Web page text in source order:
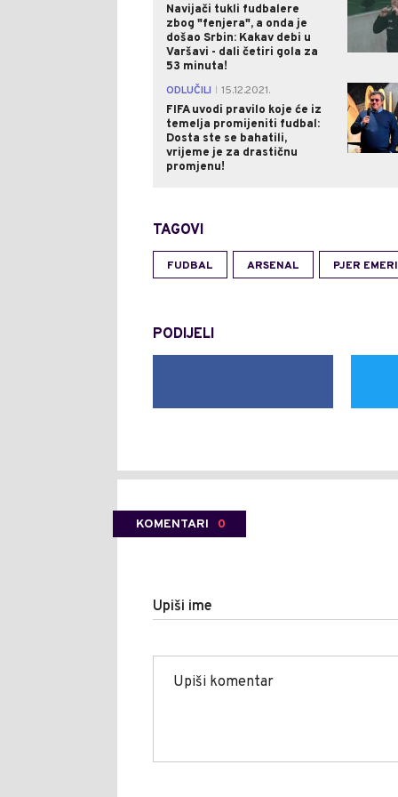
Navijači tukli fudbalere
zbog "fenjera", a onda je
došao Srbin: Kakav debi u
Varšavi - dali četiri gola za
53 minuta!
ODLUČILI
15.12.2021.
FIFA uvodi pravilo koje će iz
temelja promijeniti fudbal:
Dosta ste se bahatili,
vrijeme je za drastičnu
promjenu!
TAGOVI
FUDBAL ARSENAL PJER
PODIJELI
KOMENTARI 0
Upiši ime